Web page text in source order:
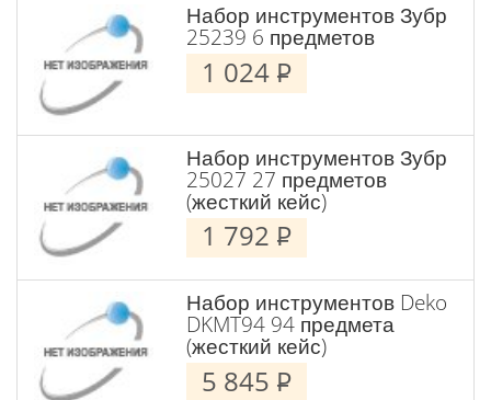
Набор инструментов Зубр
25239 6 предметов
1 024 P
Набор инструментов Зубр
25027 27 предметов
(жесткий кейс)
1 792 P
Набор инструментов Deko
DKMT94 94 предмета
(жесткий кейс)
5 845 P